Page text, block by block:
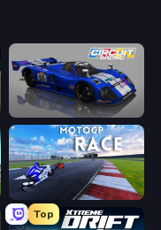
Circuit Racing
MotoGP: Motocross Race
Top